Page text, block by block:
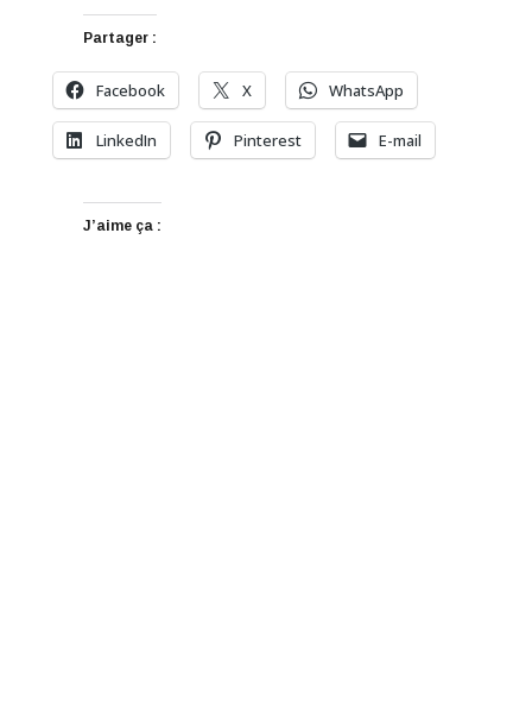
Partager :
Facebook X WhatsApp
LinkedIn Pinterest E-mail
J’aime ça :